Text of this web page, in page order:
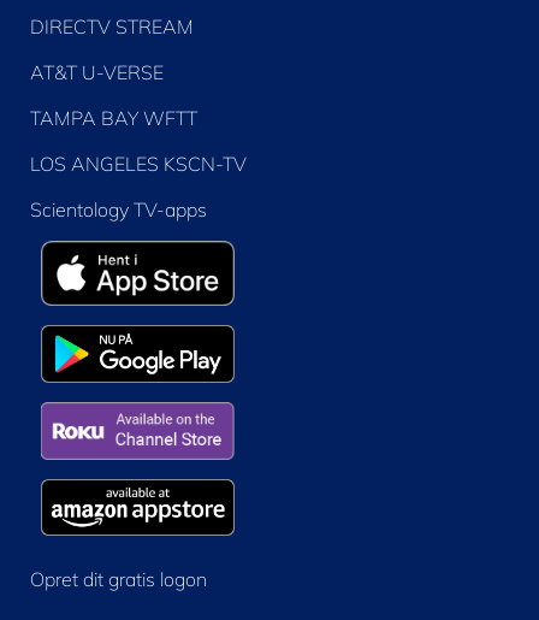
DIRECTV STREAM
AT&T U-VERSE
TAMPA BAY WFTT
LOS ANGELES KSCN-TV
Scientology TV-apps
Opret dit gratis logon